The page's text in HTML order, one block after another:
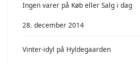
Ingen varer på Køb eller Salg i dag
28. december 2014
Vinter-idyl på Hyldegaarden